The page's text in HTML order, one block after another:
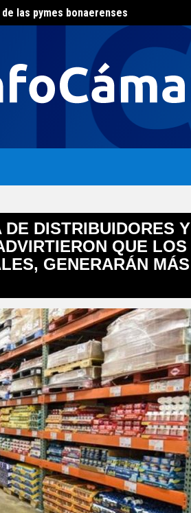
DISTRIBUIDORES Y
QUE LOS
GENERARÁN MÁS